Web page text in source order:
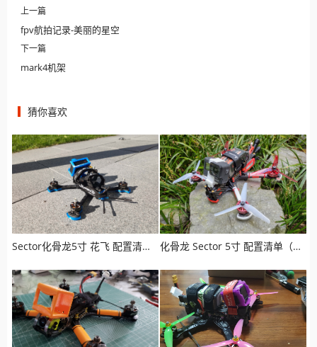
上一篇
fpv航拍记录-美丽的星空
下一篇
mark4机架
猜你喜欢
Sector化骨龙5寸 花飞 配置清单（模拟版） 化骨龙 Sector 5寸 配置清单（高清版）